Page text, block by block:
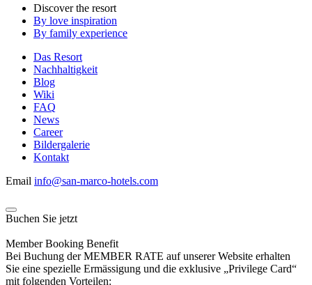
Discover the resort
By love inspiration
By family experience
Das Resort
Nachhaltigkeit
Blog
Wiki
FAQ
News
Career
Bildergalerie
Kontakt
Email info@san-marco-hotels.com
Buchen Sie jetzt
Member Booking Benefit
Bei Buchung der MEMBER RATE auf unserer Website erhalten
Sie eine spezielle Ermässigung und die exklusive „Privilege Card“
mit folgenden Vorteilen: